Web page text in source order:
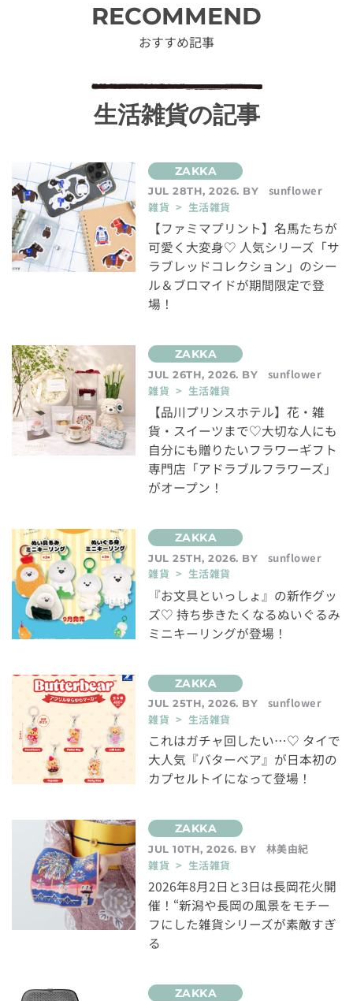
RECOMMEND
おすすめ記事
生活雑貨の記事
JUL 28TH, 2026. BY
sunflower
雑貨 > 生活雑貨
【ファミマプリント】名馬たちが
可愛く大変身♡ 人気シリーズ「サ
ラブレッドコレクション」のシー
ル＆ブロマイドが期間限定で登
場！
JUL 26TH, 2026. BY
sunflower
雑貨 > 生活雑貨
【品川プリンスホテル】花・雑
貨・スイーツまで♡大切な人にも
自分にも贈りたいフラワーギフト
専門店「アドラブルフラワーズ」
がオープン！
JUL 25TH, 2026. BY
sunflower
雑貨 > 生活雑貨
『お文具といっしょ』の新作グッ
ズ♡ 持ち歩きたくなるぬいぐるみ
ミニキーリングが登場！
JUL 25TH, 2026. BY
sunflower
雑貨 > 生活雑貨
これはガチャ回したい…♡ タイで
大人気『バターベア』が日本初の
カプセルトイになって登場！
JUL 10TH, 2026. BY
林美由紀
雑貨 > 生活雑貨
2026年8月2日と3日は長岡花火開
催！“新潟や長岡の風景をモチー
フにした雑貨シリーズが素敵すぎ
る